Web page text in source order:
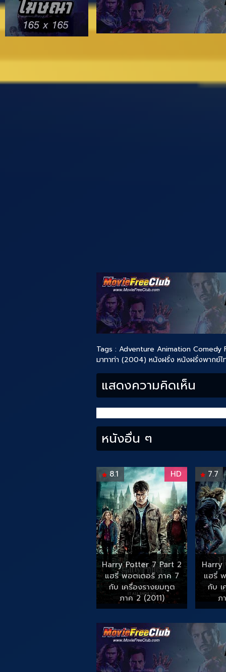
Tags : Adventure Animation Comedy
มาทาท่า (2004) หนังฝรั่ง หนังฝรั่งพากย์ไ
แสดงความคิดเห็น
หนังอื่น ๆ
8.1 HD
Harry Potter 7 Part 2
แฮรี่ พอตเตอร์ ภาค 7
กับ เครื่องรางยมทูต
ภาค 2 (2011)
7.7
Harry
แฮรี่
กับ เ
ภ